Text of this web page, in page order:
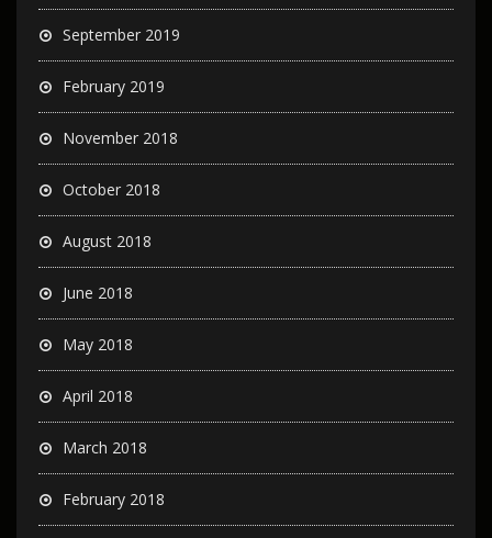
September 2019
February 2019
November 2018
October 2018
August 2018
June 2018
May 2018
April 2018
March 2018
February 2018